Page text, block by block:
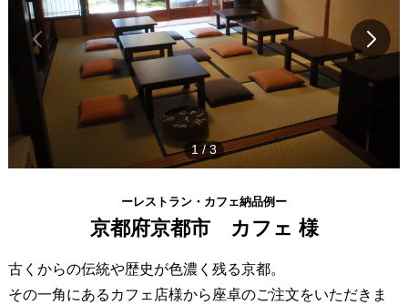
1/3
ーレストラン・カフェ納品例ー
京都府京都市 カフェ 様
古くからの伝統や歴史が色濃く残る京都。
その一角にあるカフェ店様から座卓のご注文をいただきま